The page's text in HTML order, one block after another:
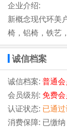
企业介绍:
新概念现代环美
椅，铝椅，铁艺
诚信档案
诚信档案: 普通会
会员级别: 免费会
认证状态: 已通过
消费保障: 已缴纳